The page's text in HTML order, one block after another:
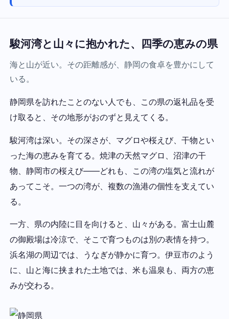
駿河湾と山々に抱かれた、四季の恵みの県
海と山が近い。その距離感が、静岡の食卓を豊かにして
いる。
静岡県を訪れたことのない人でも、この県の返礼品を受
け取ると、その地形がおのずと見えてくる。
駿河湾は深い。その深さが、マグロや桜えび、干物とい
った海の恵みを育てる。焼津の天然マグロ、沼津の干
物、静岡市の桜えび——どれも、この湾の塩気と流れが
あってこそ。一つの湾が、複数の漁港の個性を支えてい
る。
一方、県の内陸に目を向けると、山々がある。富士山麓
の御殿場は冷涼で、そこで育つものは別の表情を持つ。
浜名湖の周辺では、うなぎが静かに育つ。伊豆市のよう
に、山と海に挟まれた土地では、米も温泉も、両方の恵
みが交わる。